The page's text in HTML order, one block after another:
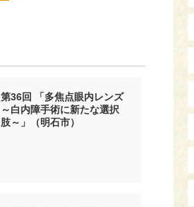
第36回 「多焦点眼内レンズ
～白内障手術に新たな選択
肢～」（明石市）